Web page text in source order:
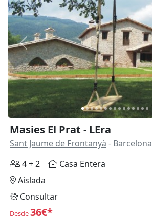
Anterior
Masies El Prat - LEra
Sant Jaume de Frontanyà - Barcelona
4 + 2
Casa Entera
Aislada
Consultar
Desde36€*